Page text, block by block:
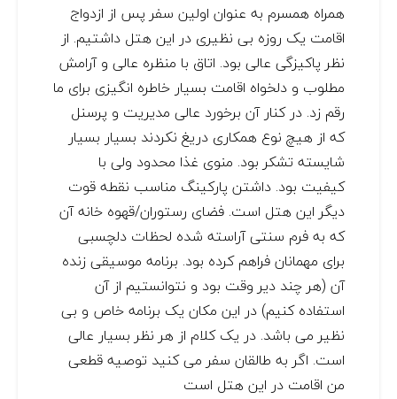
همراه همسرم به عنوان اولین سفر پس از ازدواج
اقامت یک روزه بی نظیری در این هتل داشتیم. از
نظر پاکیزگی عالی بود. اتاق با منظره عالی و آرامش
مطلوب و دلخواه اقامت بسیار خاطره انگیزی برای ما
رقم زد. در کنار آن برخورد عالی مدیریت و پرسنل
که از هیچ نوع همکاری دریغ نکردند بسیار بسیار
شایسته تشکر بود. منوی غذا محدود ولی با
کیفیت بود. داشتن پارکینگ مناسب نقطه قوت
دیگر این هتل است. فضای رستوران/قهوه خانه آن
که به فرم سنتی آراسته شده لحظات دلچسبی
برای مهمانان فراهم کرده بود. برنامه موسیقی زنده
آن (هر چند دیر وقت بود و نتوانستیم از آن
استفاده کنیم) در این مکان یک برنامه خاص و بی
نظیر می باشد. در یک کلام از هر نظر بسیار عالی
است. اگر به طالقان سفر می کنید توصیه قطعی
من اقامت در این هتل است